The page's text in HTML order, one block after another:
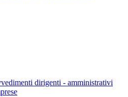
dirigenti - amministrativi